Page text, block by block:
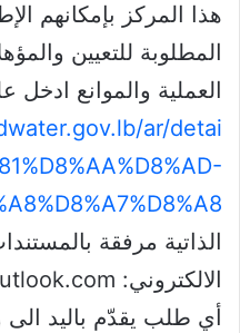
هذا المركز بإمكانهم
المطلوبة للتعيين
العملية والموانع ادخل
ar/detai
الذاتية مرفقة
أي طلب يقدّم باليد الى